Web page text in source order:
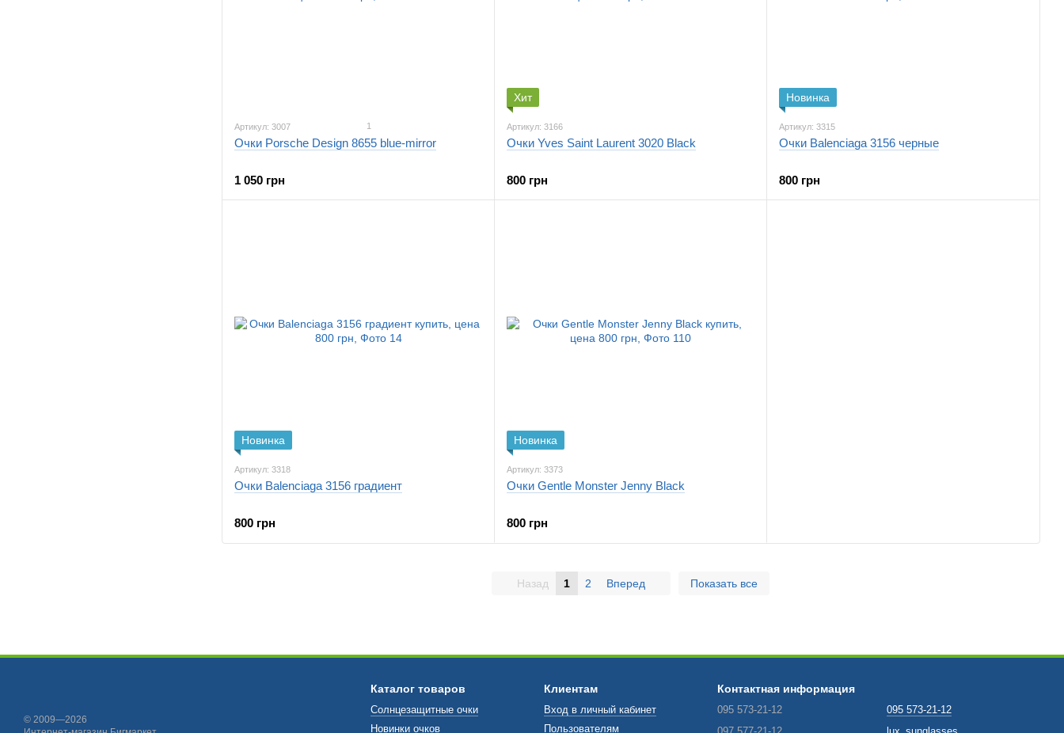
Артикул: 3007 1
Очки Porsche Design 8655 blue-mirror
1 050 грн
Хит
Артикул: 3166
Очки Yves Saint Laurent 3020 Black
800 грн
Новинка
Артикул: 3315
Очки Balenciaga 3156 черные
800 грн
Новинка
Артикул: 3318
Очки Balenciaga 3156 градиент
800 грн
Новинка
Артикул: 3373
Очки Gentle Monster Jenny Black
800 грн
Назад 1 2 Вперед Показать все
© 2009—2026
Каталог товаров
Солнцезащитные очки
Новинки очков
Клиентам
Вход в личный кабинет
Пользователям
Контактная информация
095 573-21-12
095 573-21-12